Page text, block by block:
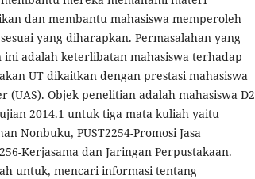
dan membantu mahasiswa memperoleh
yang diharapkan. Permasalahan yang
adalah keterlibatan mahasiswa terhadap
UT dikaitkan dengan prestasi mahasiswa
(UAS). Objek penelitian adalah mahasiswa D2
2014.1 untuk tiga mata kuliah yaitu
Nonbuku, PUST2254-Promosi Jasa
Kerjasama dan Jaringan Perpustakaan.
untuk, mencari informasi tentang